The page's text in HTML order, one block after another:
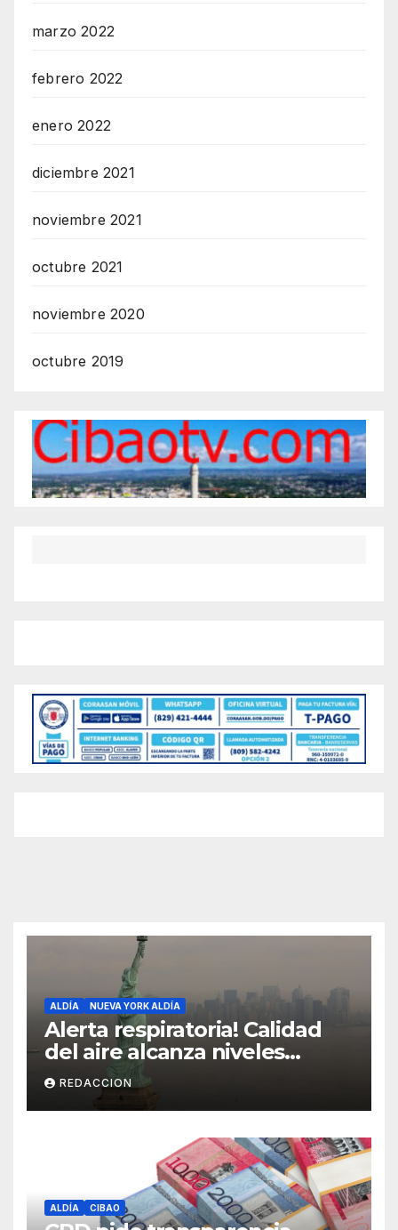
marzo 2022
febrero 2022
enero 2022
diciembre 2021
noviembre 2021
octubre 2021
noviembre 2020
octubre 2019
ALDÍA NUEVA YORK ALDÍA
Alerta respiratoria! Calidad
del aire alcanza niveles
peligrosos en NYC
REDACCION
ALDÍA CIBAO